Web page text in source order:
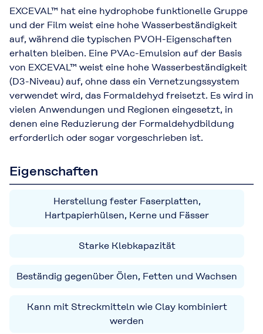
EXCEVAL™ hat eine hydrophobe funktionelle Gruppe
und der Film weist eine hohe Wasserbeständigkeit
auf, während die typischen PVOH-Eigenschaften
erhalten bleiben. Eine PVAc-Emulsion auf der Basis
von EXCEVAL™ weist eine hohe Wasserbeständigkeit
(D3-Niveau) auf, ohne dass ein Vernetzungssystem
verwendet wird, das Formaldehyd freisetzt. Es wird in
vielen Anwendungen und Regionen eingesetzt, in
denen eine Reduzierung der Formaldehydbildung
erforderlich oder sogar vorgeschrieben ist.
Eigenschaften
Herstellung fester Faserplatten,
Hartpapierhülsen, Kerne und Fässer
Starke Klebkapazität
Beständig gegenüber Ölen, Fetten und Wachsen
Kann mit Streckmitteln wie Clay kombiniert
werden